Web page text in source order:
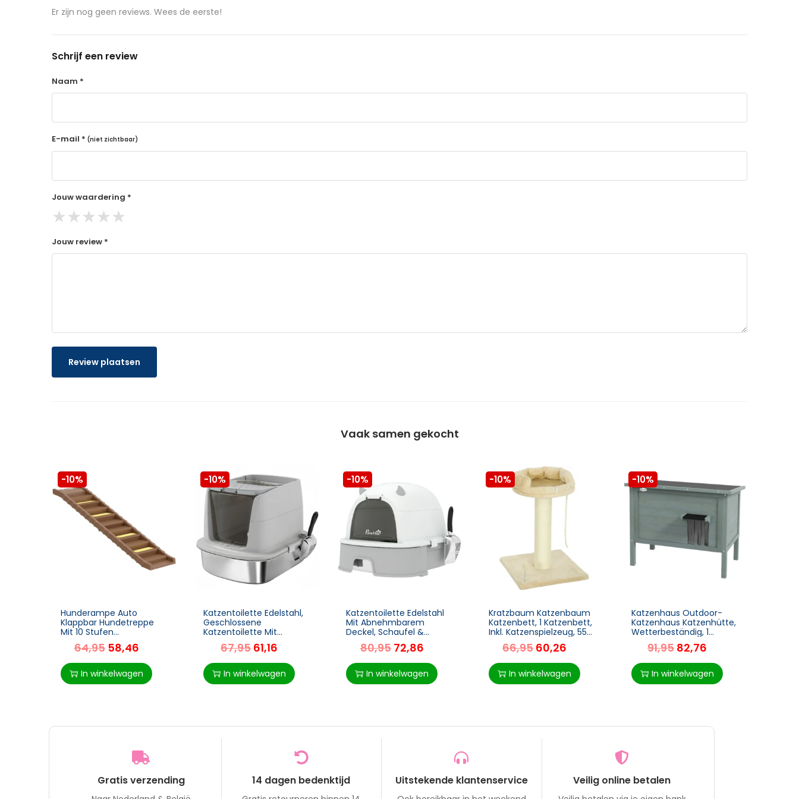
aangeschafte product terug naar de koper.
14 dagen retourtermijn
Binnen 14 dagen een terugbetaling na ontvangst van retour
De terugbetaling wordt gedaan via de betaalmethode waarmee de bestelling is gedaan
Er zijn nog geen reviews. Wees de eerste!
Schrijf een review
Naam *
E-mail * (niet zichtbaar)
Jouw waardering *
★★★★★
Jouw review *
Review plaatsen
Vaak samen gekocht
-10%
Hunderampe Auto
Klappbar Hundetreppe
Mit 10 Stufen
Rutschfester Oberfläche,
154x40cm ür Mittelgröße
Hunde Bis 25kg
64,95 58,46
In winkelwagen
-10%
Katzentoilette Edelstahl,
Geschlossene
Katzentoilette Mit
Schaufel, Geruchsbeutel,
Einstieg Ausgang
67,95 61,16
In winkelwagen
-10%
Katzentoilette Edelstahl
Mit Abnehmbarem
Deckel, Schaufel &
Aktivkohlefilter Für Kleine
Bis Mittelgroße Katzen,
Grau
80,95 72,86
In winkelwagen
-10%
Kratzbaum Katzenbaum
Katzenbett, 1 Katzenbett,
Inkl. Katzenspielzeug, 55
Cm X 55 Cm X 83 Cm,
Beige66,95 60,26
In winkelwagen
-10%
Katzenhaus Outdoor-
Katzenhaus Katzenhütte,
Wetterbeständig, 1
Fenster, 1 Eingang, 85 x 50
X 68,5 Cm,
Dunkelgrau+Schwarz
91,95 82,76
In winkelwagen
Gratis verzending 14 dagen bedenktijd Uitstekende klantenservice Veilig online betalen